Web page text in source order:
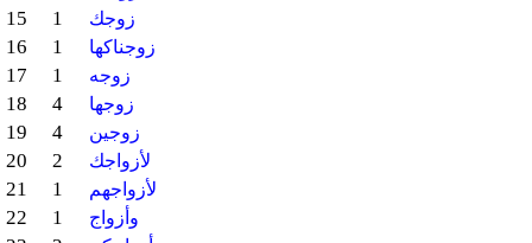
15 1 زوجك
16 1 زوجناكها
17 1 زوجه
18 4 زوجها
19 4 زوجين
20 2 لأزواجك
21 1 لأزواجهم
22 1 وأزواج